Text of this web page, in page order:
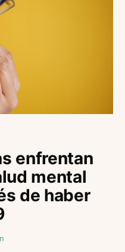
enfrentan
mental
de haber